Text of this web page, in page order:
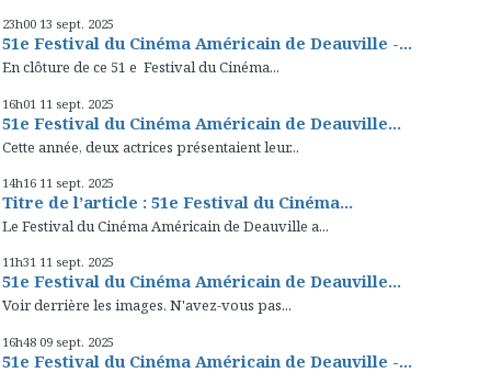
23h00 13 sept. 2025
51e Festival du Cinéma Américain de Deauville -...
En clôture de ce 51 e Festival du Cinéma...
16h01 11 sept. 2025
51e Festival du Cinéma Américain de Deauville...
Cette année, deux actrices présentaient leur...
14h16 11 sept. 2025
Titre de l’article : 51e Festival du Cinéma...
Le Festival du Cinéma Américain de Deauville a...
11h31 11 sept. 2025
51e Festival du Cinéma Américain de Deauville...
Voir derrière les images. N'avez-vous pas...
16h48 09 sept. 2025
51e Festival du Cinéma Américain de Deauville -...